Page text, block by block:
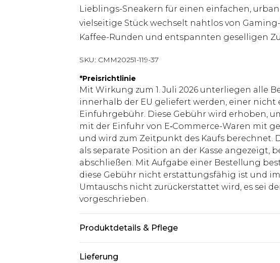
Lieblings-Sneakern für einen einfachen,
vielseitige Stück wechselt nahtlos von Gaming-
Kaffee-Runden und entspannten geselligen
SKU: CMM20251-119-37
*Preisrichtlinie
Mit Wirkung zum 1. Juli 2026 unterliegen alle
innerhalb der EU geliefert werden, einer
Einfuhrgebühr. Diese Gebühr wird erhoben,
mit der Einfuhr von E‑Commerce-Waren mit
und wird zum Zeitpunkt des Kaufs berechnet.
als separate Position an der Kasse angezeigt,
abschließen. Mit Aufgabe einer Bestellung
diese Gebühr nicht erstattungsfähig ist und
Umtauschs nicht zurückerstattet wird, es sei
vorgeschrieben.
Produktdetails & Pflege
Lieferung